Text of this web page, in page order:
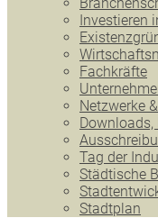
Investieren
Fachkräfte
Netzwerke
Downloads,
Tag der
Städtische
Stadtplan